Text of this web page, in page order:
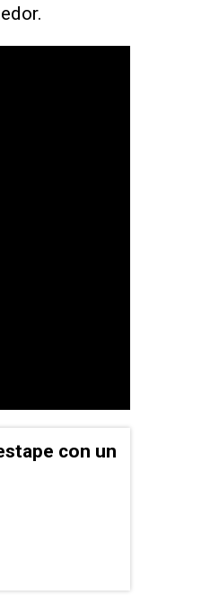
con un